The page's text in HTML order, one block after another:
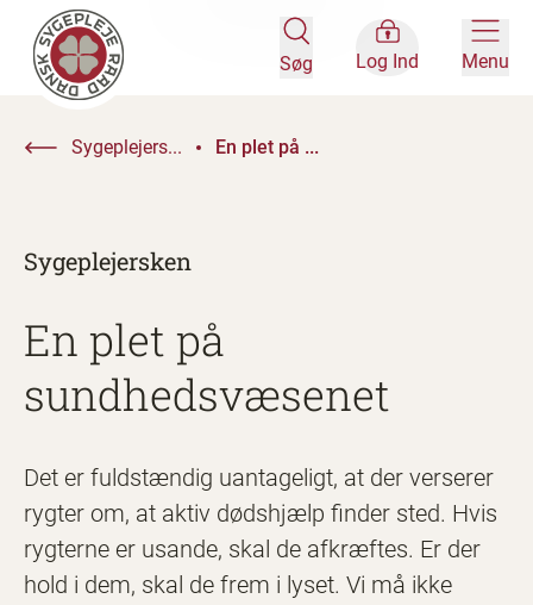
Søg Log Ind Menu
Sygeplejers... En plet på ...
Sygeplejersken
En plet på
sundhedsvæsenet
Det er fuldstændig uantageligt, at der verserer
rygter om, at aktiv dødshjælp finder sted. Hvis
rygterne er usande, skal de afkræftes. Er der
hold i dem, skal de frem i lyset. Vi må ikke